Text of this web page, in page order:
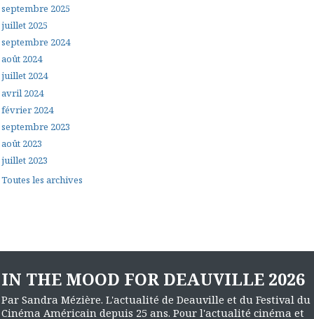
septembre 2025
juillet 2025
septembre 2024
août 2024
juillet 2024
avril 2024
février 2024
septembre 2023
août 2023
juillet 2023
Toutes les archives
IN THE MOOD FOR DEAUVILLE 2026
Par Sandra Mézière. L'actualité de Deauville et du Festival du
Cinéma Américain depuis 25 ans. Pour l'actualité cinéma et